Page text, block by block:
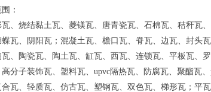
：
、烧结黏土瓦、菱镁瓦、唐青瓷瓦、石棉瓦、秸秆瓦
瓦、阴阳瓦；混凝土瓦、檐口瓦、脊瓦、边瓦、封头
、陶瓷瓦、陶土瓦、缸瓦、西瓦、连锁瓦、平板瓦、
高分子装饰瓦、塑料瓦、upvc隔热瓦、防腐瓦、聚酯瓦
瓦、轻质瓦、仿古瓦、塑钢瓦、双色瓦、梯形瓦；平